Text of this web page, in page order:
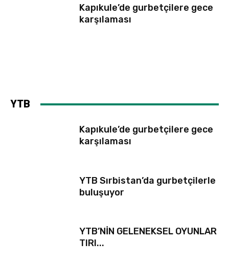
Kapıkule’de gurbetçilere gece
karşılaması
YTB
Kapıkule’de gurbetçilere gece
karşılaması
YTB Sırbistan’da gurbetçilerle
buluşuyor
YTB’NİN GELENEKSEL OYUNLAR
TIRI...